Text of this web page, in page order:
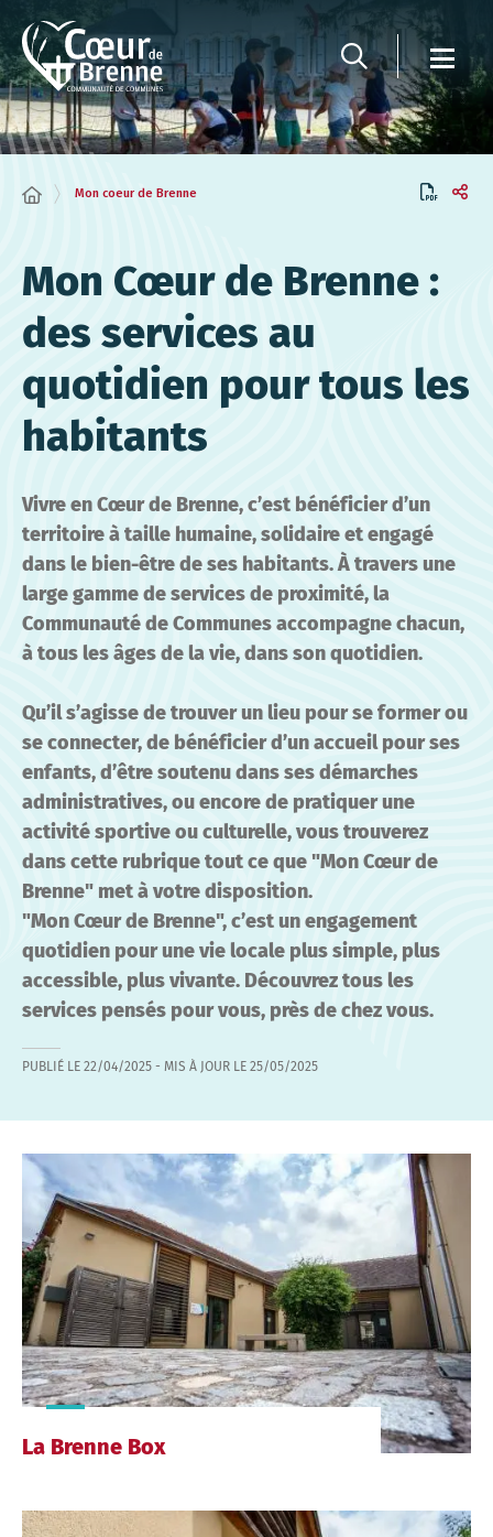
Panneau de gestion des cookies
Mon coeur de Brenne
Mon Cœur de Brenne :
des services au
quotidien pour tous les
habitants
Vivre en Cœur de Brenne, c’est bénéficier d’un
territoire à taille humaine, solidaire et engagé
dans le bien-être de ses habitants. À travers une
large gamme de services de proximité, la
Communauté de Communes accompagne chacun,
à tous les âges de la vie, dans son quotidien.
Qu’il s’agisse de trouver un lieu pour se former ou
se connecter, de bénéficier d’un accueil pour ses
enfants, d’être soutenu dans ses démarches
administratives, ou encore de pratiquer une
activité sportive ou culturelle, vous trouverez
dans cette rubrique tout ce que "Mon Cœur de
Brenne" met à votre disposition.
"Mon Cœur de Brenne", c’est un engagement
quotidien pour une vie locale plus simple, plus
accessible, plus vivante. Découvrez tous les
services pensés pour vous, près de chez vous.
PUBLIÉ LE 22/04/2025 - MIS À JOUR LE 25/05/2025
La Brenne Box